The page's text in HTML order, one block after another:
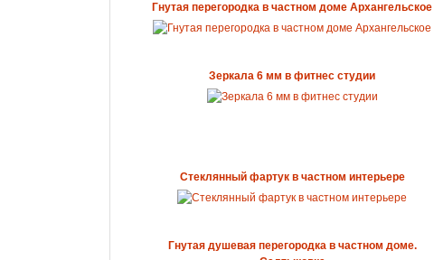
Гнутая перегородка в частном доме Архангельское
Зеркала 6 мм в фитнес студии
Стеклянный фартук в частном интерьере
Гнутая душевая перегородка в частном доме.